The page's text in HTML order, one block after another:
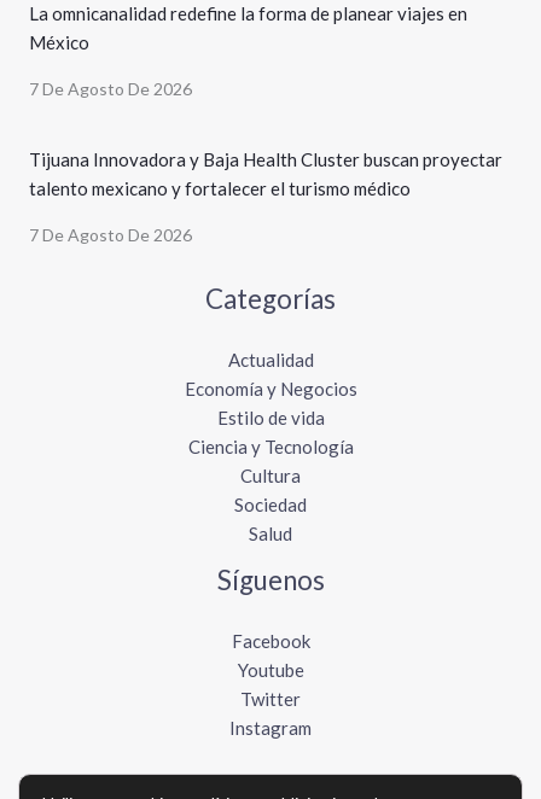
La omnicanalidad redefine la forma de planear viajes en
México
7 De Agosto De 2026
Tijuana Innovadora y Baja Health Cluster buscan proyectar
talento mexicano y fortalecer el turismo médico
7 De Agosto De 2026
Categorías
Actualidad
Economía y Negocios
Estilo de vida
Ciencia y Tecnología
Cultura
Sociedad
Salud
Síguenos
Facebook
Youtube
Twitter
Instagram